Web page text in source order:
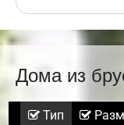
Дома из
Тип